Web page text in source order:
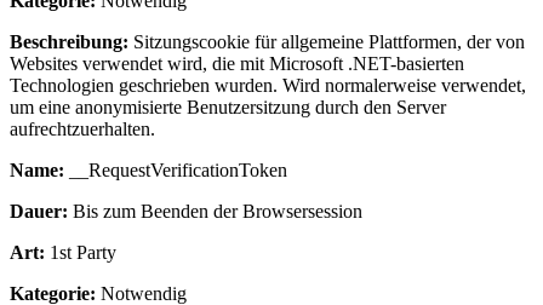
Beschreibung: Sitzungscookie für allgemeine Plattformen, der von
Websites verwendet wird, die mit Microsoft .NET-basierten
Technologien geschrieben wurden. Wird normalerweise verwendet,
um eine anonymisierte Benutzersitzung durch den Server
aufrechtzuerhalten.
Name: __RequestVerificationToken
Dauer: Bis zum Beenden der Browsersession
Art: 1st Party
Kategorie: Notwendig